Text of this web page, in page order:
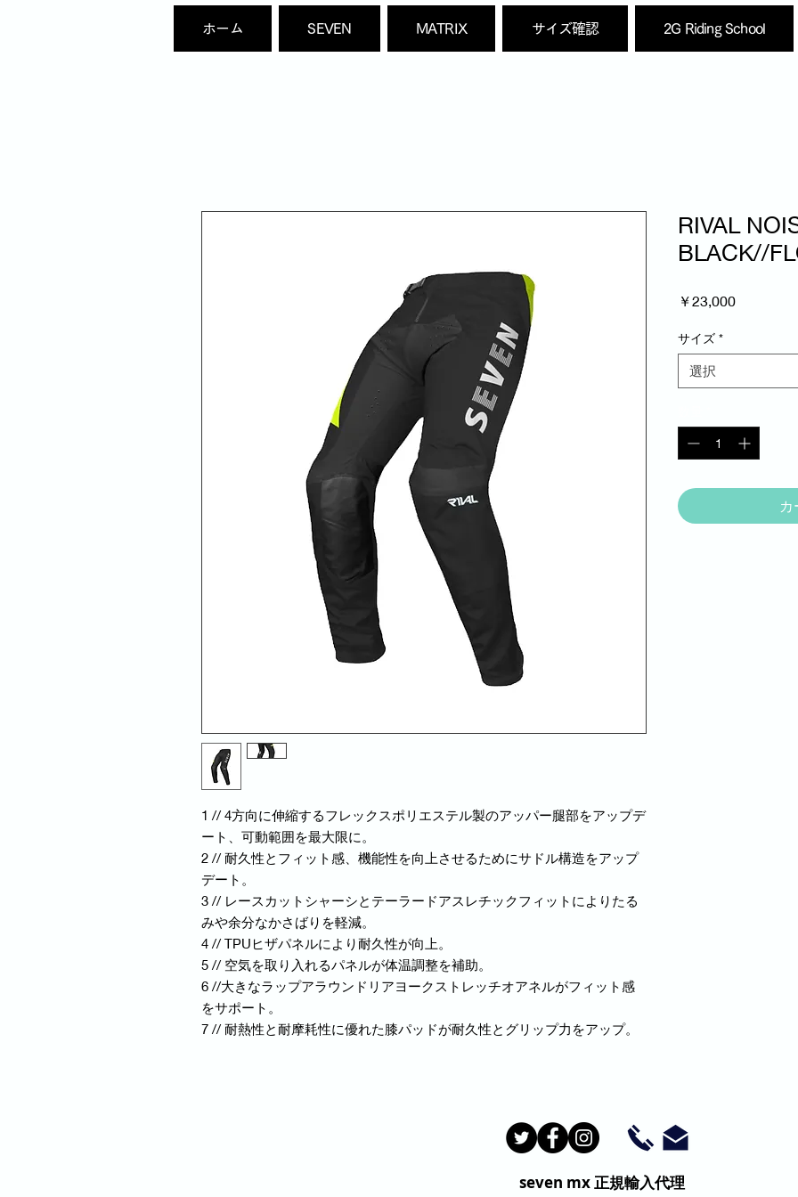
ホーム SEVEN MATRIX サイズ確認 2G Riding School
1 // 4方向に伸縮するフレックスポリエステル製のアッパー腿部をアップデ
ート、可動範囲を最大限に。
2 // 耐久性とフィット感、機能性を向上させるためにサドル構造をアップ
デート。
3 // レースカットシャーシとテーラードアスレチックフィットによりたる
みや余分なかさばりを軽減。
4 // TPUヒザパネルにより耐久性が向上。
5 // 空気を取り入れるパネルが体温調整を補助。
6 //大きなラップアラウンドリアヨークストレッチオアネルがフィット感
をサポート。
7 // 耐熱性と耐摩耗性に優れた膝パッドが耐久性とグリップ力をアップ。
RIVAL
BLACK//
￥23,000価
サイズ *
選択
カ
seven mx 正規輸入代理